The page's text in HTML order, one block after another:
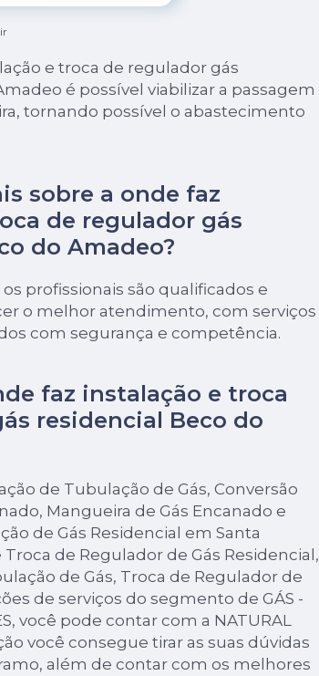
e troca de regulador gás
é possível viabilizar a passagem
tornando possível o abastecimento
sobre a onde faz
de regulador gás
do Amadeo?
profissionais são qualificados e
o melhor atendimento, com serviços
com segurança e competência.
faz instalação e troca
residencial Beco do
de Tubulação de Gás, Conversão
Mangueira de Gás Encanado e
de Gás Residencial em Santa
de Regulador de Gás Residencial,
de Gás, Troca de Regulador de
de serviços do segmento de GÁS -
você pode contar com a NATURAL
você consegue tirar as suas dúvidas
além de contar com os melhores